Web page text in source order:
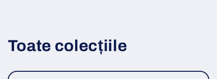
Toate colecțiile